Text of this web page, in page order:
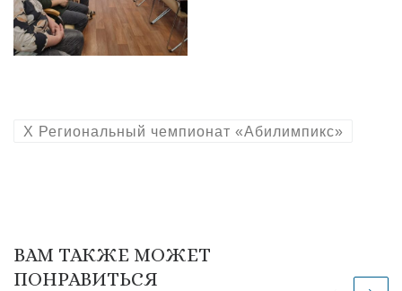
X Региональный чемпионат «Абилимпикс»
ВАМ ТАКЖЕ МОЖЕТ
ПОНРАВИТЬСЯ